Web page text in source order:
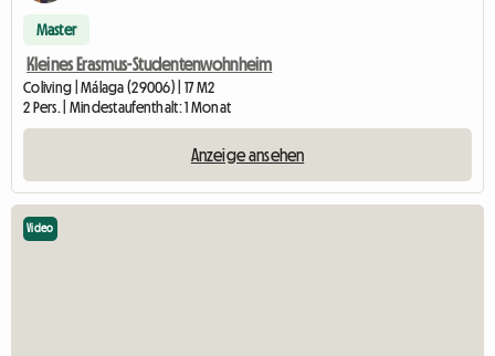
Master
Kleines Erasmus-Studentenwohnheim
Coliving | Málaga (29006) | 17 M2
2 Pers. | Mindestaufenthalt: 1 Monat
Anzeige ansehen
Video